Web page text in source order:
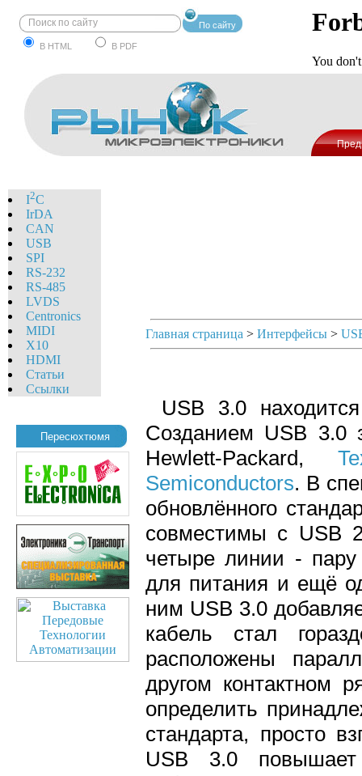
В HTML В PDF
По сайту
I2C
IrDA
CAN
USB
SPI
RS-232
RS-485
LVDS
Centronics
MIDI
X10
HDMI
Статьи
Ссылки
Пересюхтюмя
Главная страница > Интерфейсы >
USB 3.0
Созданием USB 3.0
Hewlett-Packard,
Semiconductors. В
обновлённого
совместимы с USB
четыре линии -
для питания и ещё
ним USB 3.0
кабель стал
расположены
другом контактном
определить
стандарта, просто
USB 3.0 повышает